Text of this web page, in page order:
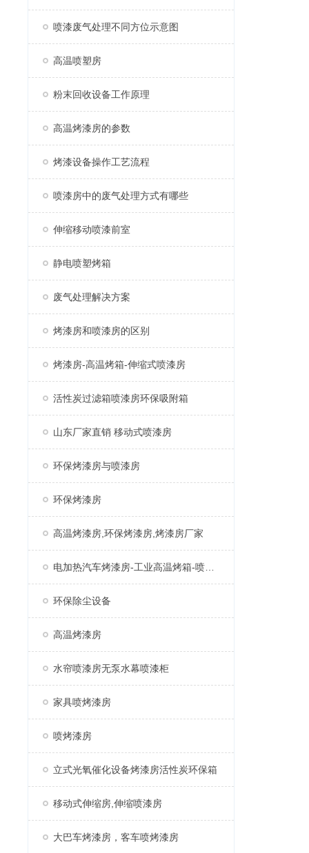
喷漆废气处理不同方位示意图
高温喷塑房
粉末回收设备工作原理
高温烤漆房的参数
烤漆设备操作工艺流程
喷漆房中的废气处理方式有哪些
伸缩移动喷漆前室
静电喷塑烤箱
废气处理解决方案
烤漆房和喷漆房的区别
烤漆房-高温烤箱-伸缩式喷漆房
活性炭过滤箱喷漆房环保吸附箱
山东厂家直销 移动式喷漆房
环保烤漆房与喷漆房
环保烤漆房
高温烤漆房,环保烤漆房,烤漆房厂家
环保除尘设备
高温烤漆房
水帘喷漆房无泵水幕喷漆柜
家具喷烤漆房
喷烤漆房
立式光氧催化设备烤漆房活性炭环保箱
移动式伸缩房,伸缩喷漆房
大巴车烤漆房，客车喷烤漆房